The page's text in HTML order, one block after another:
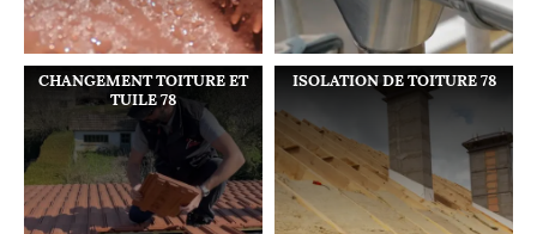
CHANGEMENT TOITURE ET
TUILE 78
ISOLATION DE TOITURE 78